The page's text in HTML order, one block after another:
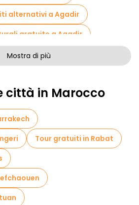
alternativi a Agadir
gratuite a Agadir
arte a Agadir
Agadir
storico Agadir
Agadir
locali in Agadir
a Agadir
Mostra di più
città in Marocco
Tour gratuiti in Rabat